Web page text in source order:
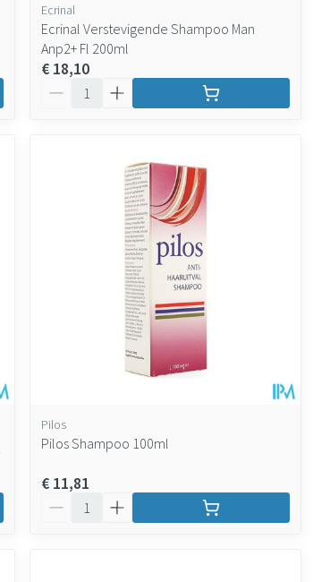
Ecrinal
Ecrinal Verstevigende Shampoo Man
Anp2+ Fl 200ml
€ 18,10
Pilos
Pilos Shampoo 100ml
€ 11,81